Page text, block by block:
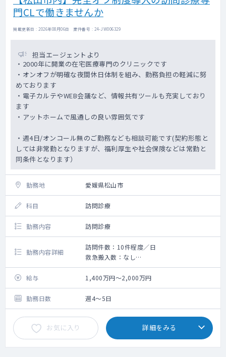
≪訪問新診療について≫
訪問診療は施設がメインで、法人の10施設
（約200名）を回って頂くこととなります。
訪問はナースが運転いたします。
門CLで働きませんか
掲載更新日 : 2026年08月06日 案件番号 : 24-JW006329
担当エージェントより
・2000年に開業の在宅医療専門のクリニックです
・オンオフが明確な夜間休日体制を組み、勤務負担の軽減に努
めております
・電子カルテやWEB会議など、情報共有ツールも充実しており
ます
・アットホームで風通しの良い雰囲気です
・週4日/オンコール無のご勤務なども相談可能です(契約形態と
しては非常勤となりますが、福利厚生や社会保険などは常勤と
同条件となります）
勤務地 愛媛県松山市
科目 訪問診療
勤務内容 訪問診療
勤務内容詳細
訪問件数：10件程度／日
救急搬入数：なし
個人宅７割、施設3割程度です
オンコールに関しては、24時間体制であるた
め輪番制で対応して頂くことになりますが、
患者様からのファーストコールは、昼間（休
日も）は事務職員が、夜間は看護師が対応。
その上で当番医師に連絡をするという形にな
っています。（オンコール担当頻度は平日週1
給与 1,400万円～2,000万円
勤務日数 週4～5日
お気に入り 詳細をみる